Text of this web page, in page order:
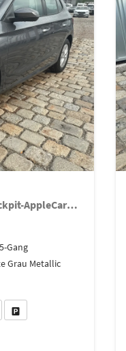
130 Jahre 1.0 MPI 80 PS-Virtuelles Cockpit-AppleCarplay-Android-Auto-LED-Klima-Tempomat-Rückfahrkamera-DAB-SHZ-15" Alu-sofort
Gang
Grau Metallic
an
Fahrzeugexposé (PDF)
Fahrzeug parken